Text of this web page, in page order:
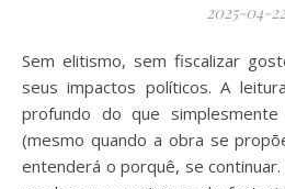
2025-04-22
Sem elitismo, sem fiscalizar gostos literários: A leitura e
seus impactos políticos. A
profundo do que
(mesmo quando a obra se
entenderá o porquê, se